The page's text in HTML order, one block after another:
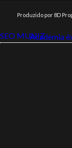
Produzido por 8D
SEO MUNIZ
Link112Academia